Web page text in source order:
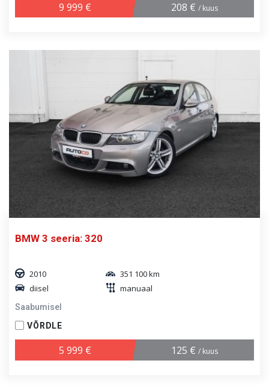
9 999 € 208 € / kuus
BMW 3 seeria: 320
2010
351 100 km
diisel
manuaal
Saabumisel
VÕRDLE
5 999 € 125 € / kuus